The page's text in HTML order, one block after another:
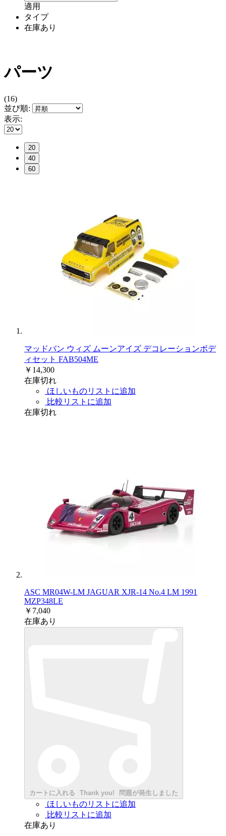
適用
タイプ
在庫あり
パーツ
(16)
並び順:
表示:
20
40
60
マッドバン ウィズ ムーンアイズ デコレーションボデ
ィセット FAB504ME
￥14,300
在庫切れ
ほしいものリストに追加
比較リストに追加
在庫切れ
ASC MR04W-LM JAGUAR XJR-14 No.4 LM 1991
MZP348LE
￥7,040
在庫あり
カートに入れる Thank you! 問題が発生しました
ほしいものリストに追加
比較リストに追加
在庫あり